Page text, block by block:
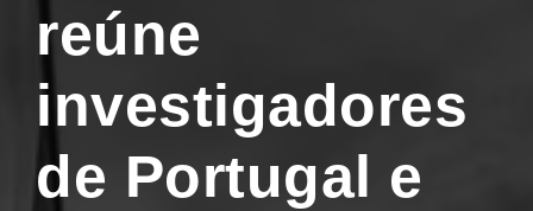
reúne
investigadores
de Portugal e